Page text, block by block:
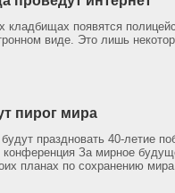
появятся
виде. Это лишь
пирог мира
праздновать 40-летие
За мирное
планах по сохранению